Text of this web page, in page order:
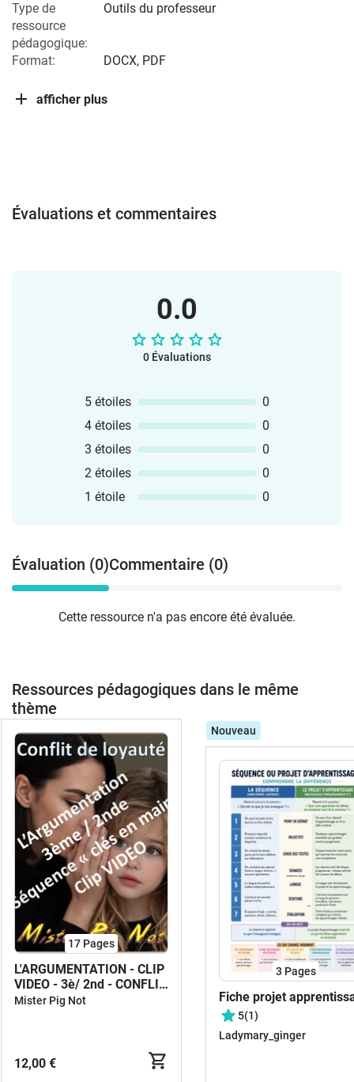
Type de
ressource
pédagogique:
Outils du professeur
Format: DOCX, PDF
afficher plus
Évaluations et commentaires
0.0
0 Évaluations
5 étoiles
0
4 étoiles
0
3 étoiles
0
2 étoiles
0
1 étoile
0
Évaluation (0)Commentaire (0)
Cette ressource n'a pas encore été évaluée.
Ressources pédagogiques dans le même
thème
17 Pages
L'ARGUMENTATION - CLIP
VIDEO - 3è/ 2nd - CONFLIT
DE LOYAUTE
Mister Pig Not
12,00 €
Nouveau
3 Pages
Fiche projet
5(1)
Ladymary_ginger